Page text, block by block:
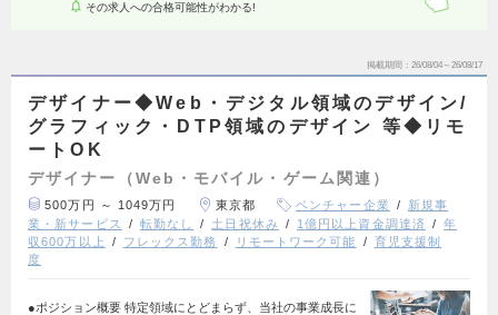
その求人への合格可能性がわかる!
掲載期間 26/08/04～26/08/17
デザイナー◆Web・デジタル領域のデザイン/
グラフィック・DTP領域のデザイン 等◆リモ
ートOK
デザイナー（Web・モバイル・ゲーム関連）
500万円 ～ 1049万円 東京都 ベンチャー企業
新規事
業・新サービス
転勤なし 土日祝休み 1億円以上資金調達済
年
収600万以上
フレックス勤務 リモートワーク可能
育児支援制
度
●ポジション概要 特定領域にとどまらず、当社の事業成長に